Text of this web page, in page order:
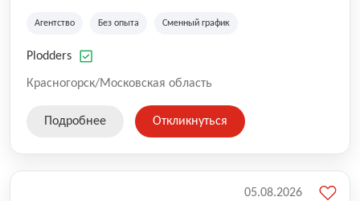
на рынке аутсорсинга, а накопленный опыт позволяют
оказываемых услуг.
Агентство Без опыта Сменный график
Plodders
Красногорск/Московская область
Подробнее Откликнуться
05.08.2026